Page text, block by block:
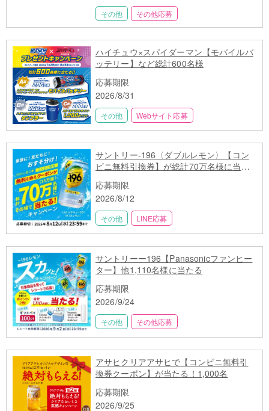
その他 その他応募
ハイチュウ×スパイダーマン【モバイルバ
ッテリー】など総計600名様
応募期限
2026/8/31
その他 Webサイト応募
サントリー-196〈ダブルレモン〉【コン
ビニ無料引換券】が総計70万名様に当た
応募期限
2026/8/12
その他 LINE応募
サントリーー196【Panasonicファンヒー
ター】他1,110名様に当たる
応募期限
2026/9/24
その他 その他応募
アサヒクリアアサヒで【コンビニ無料引
換券クーポン】が当たる！1,000名
応募期限
2026/9/25